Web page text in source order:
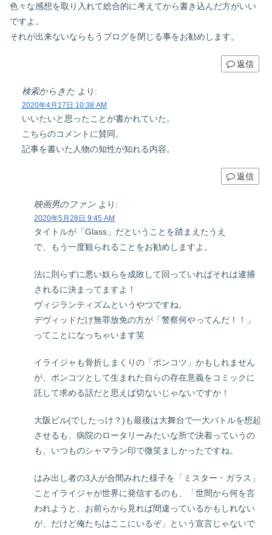
色々な感想を取り入れて総合的に考えてから書き込んだ方がいい
ですよ。
それが出来ないならもうブログを閉じる事をお勧めします。
返信
検索からきた より:
2020年4月17日 10:38 AM
いいたいと思ったことが書かれていた。
こちらのコメントに賛同。
記事を書いた人物の知性が知れる内容。
返信
映画男のファン より:
2020年5月28日 9:45 AM
タイトルが「Glass」だということを踏まえたうえ
で、もう一度観られることをお勧めしますよ。
法に則らずに悪い奴らを成敗して回っていればそれは逮捕
されるに決まってますよ！
ヴィジランティズムというやつですね。
デヴィッドだけ無罪放免の方が「警察何やってんだ！！」
ってことになっちゃいます笑
イライジャも骨折しまくりの「ポンコツ」かもしれません
が、ポンコツとして生まれた自らの存在意義をコミックに
託して求める話だと思えば切ないじゃないですか！
大阪ビル(でしたっけ？)も最後は大舞台で一大バトルを想起
させるも、病院のロータリーみたいな所で決着っていうの
も、いつものシャマラン印で微笑ましかったですね。
はみ出し者の3人が合間みれた様子を「ミスター・ガラス」
ことイライジャが世界に発信するのも、「世間から何を言
われようと、お前らから見れば間違っているかもしれない
が、だけど俺たちはここにいるぞ」という宣言じゃないで